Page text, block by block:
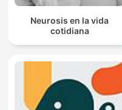
Neurosis en la vida
cotidiana